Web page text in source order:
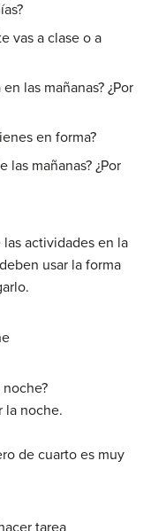
vas a clase o a
las mañanas? ¿Por
en forma?
las mañanas? ¿Por
actividades en la
usar la forma
noche?
la noche.
de cuarto es muy
tarea